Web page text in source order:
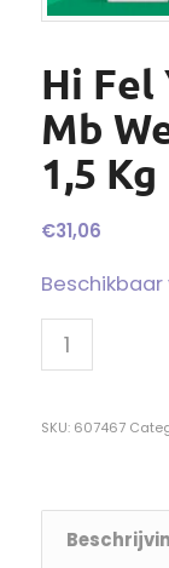
Hi Fel
Mb
1,5 Kg
€31,06
SKU: 607467